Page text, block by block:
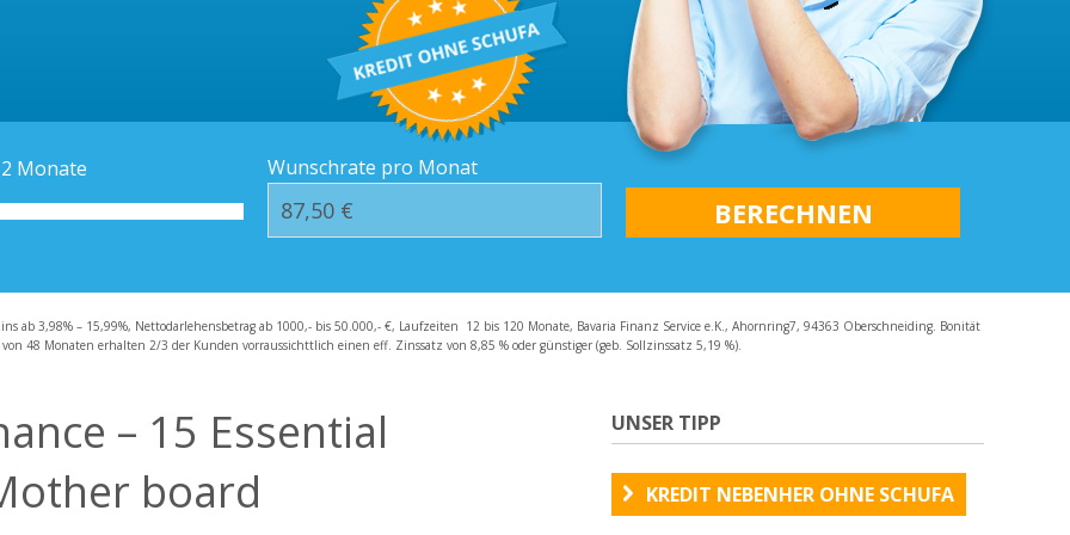
Häufige Fragen – FAQ
Monate Wunschrate pro Monat
ab 3,98% – 15,99%, Nettodarlehensbetrag ab 1000,- bis 50.000,- €, Laufzeiten 12 bis 120 Monate, Bavaria Finanz Service e.K., Ahornring7, 94363 Oberschneiding. Bonität
48 Monaten erhalten 2/3 der Kunden vorraussichttlich einen eff. Zinssatz von 8,85 % oder günstiger (geb. Sollzinssatz 5,19 %).
– 15 Essential
board
UNSER TIPP
KREDIT NEBENHER OHNE SCHUFA